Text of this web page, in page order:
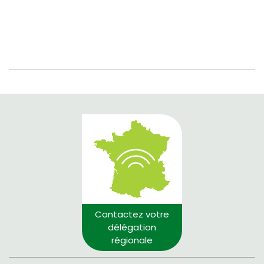
Contactez votre
délégation
régionale